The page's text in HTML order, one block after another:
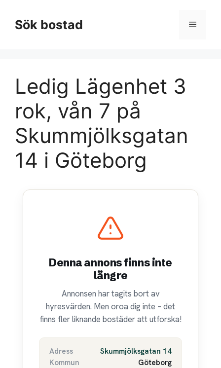
innehållSök bostad Meny
Ledig Lägenhet 3
rok, vån 7 på
Skummjölksgatan
14 i Göteborg
Denna annons finns inte
längre
Annonsen har tagits bort av
hyresvärden. Men oroa dig inte – det
finns fler liknande bostäder att utforska!
Adress
Skummjölksgatan 14
Kommun
Göteborg